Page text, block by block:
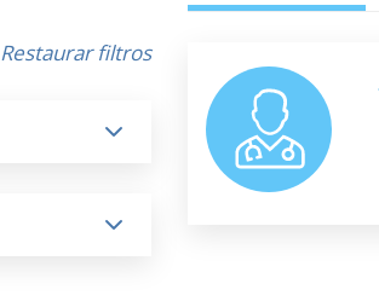
Restaurar filtros